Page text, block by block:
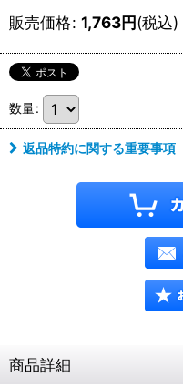
販売価格: 1,763円(税込)
数量:
返品特約に関する重要事項
商品詳細